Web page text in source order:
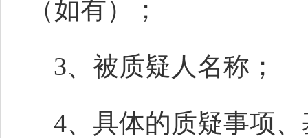
（如有）；
3、被质疑人名称；
4、具体的质疑事项